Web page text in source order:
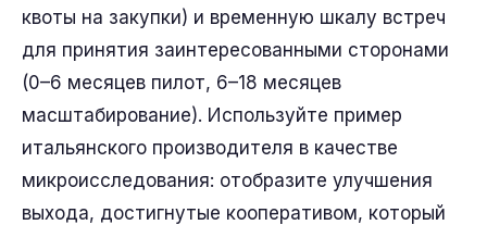
квоты на закупки) и временную шкалу встреч
для принятия заинтересованными сторонами
(0–6 месяцев пилот, 6–18 месяцев
масштабирование). Используйте пример
итальянского производителя в качестве
микроисследования: отобразите улучшения
выхода, достигнутые кооперативом, который